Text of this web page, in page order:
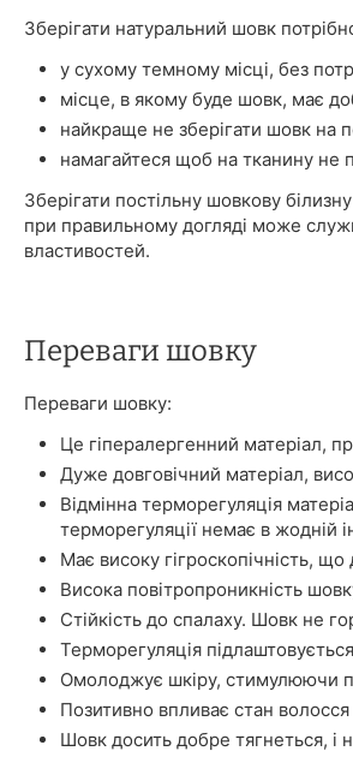
Зберігати натуральний шовк
у сухому темному місці, без
місце, в якому буде шовк, має
найкраще не зберігати шовк на
намагайтеся щоб на тканину
Зберігати постільну шовкову
при правильному догляді може
властивостей.
Переваги шовку
Переваги шовку:
Це гіпералергенний матеріал,
Дуже довговічний матеріал,
Відмінна терморегуляція
терморегуляції немає в жодній
Має високу гігроскопічність,
Висока повітропроникність
Стійкість до спалаху. Шовк не
Терморегуляція
Омолоджує шкіру, стимулюючи
Позитивно впливає стан волосся
Шовк досить добре тягнеться, і